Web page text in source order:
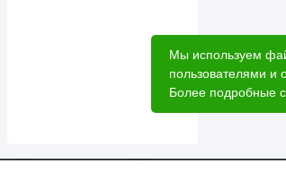
Мы используем
пользователями и
Более подробные